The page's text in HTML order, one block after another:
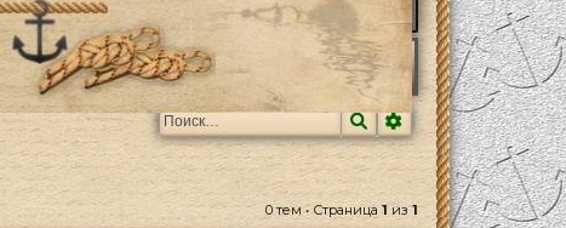
ПоискРасширенный
0 тем • Страница 1из1